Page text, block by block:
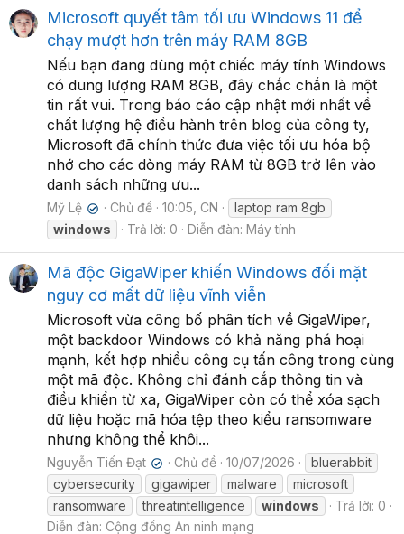
Microsoft quyết tâm tối ưu Windows 11 để
chạy mượt hơn trên máy RAM 8GB
Nếu bạn đang dùng một chiếc máy tính Windows
có dung lượng RAM 8GB, đây chắc chắn là một
tin rất vui. Trong báo cáo cập nhật mới nhất về
chất lượng hệ điều hành trên blog của công ty,
Microsoft đã chính thức đưa việc tối ưu hóa bộ
nhớ cho các dòng máy RAM từ 8GB trở lên vào
danh sách những ưu...
Mỹ Lệ ✔ Chủ đề 10:05, CN
laptop ram 8gb
windows
Trả lời: 0 Diễn đàn: Máy tính
Mã độc GigaWiper khiến Windows đối mặt
nguy cơ mất dữ liệu vĩnh viễn
Microsoft vừa công bố phân tích về GigaWiper,
một backdoor Windows có khả năng phá hoại
mạnh, kết hợp nhiều công cụ tấn công trong cùng
một mã độc. Không chỉ đánh cắp thông tin và
điều khiển từ xa, GigaWiper còn có thể xóa sạch
dữ liệu hoặc mã hóa tệp theo kiểu ransomware
nhưng không thể khôi...
Nguyễn Tiến Đạt ✔ Chủ đề 10/07/2026
bluerabbit
cybersecurity
gigawiper malware
microsoft
ransomware
threatintelligence windows
Trả lời: 0
Diễn đàn: Cộng đồng An ninh mạng